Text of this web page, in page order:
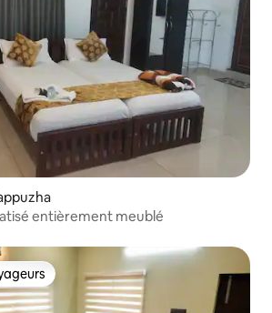
entièrement meublé